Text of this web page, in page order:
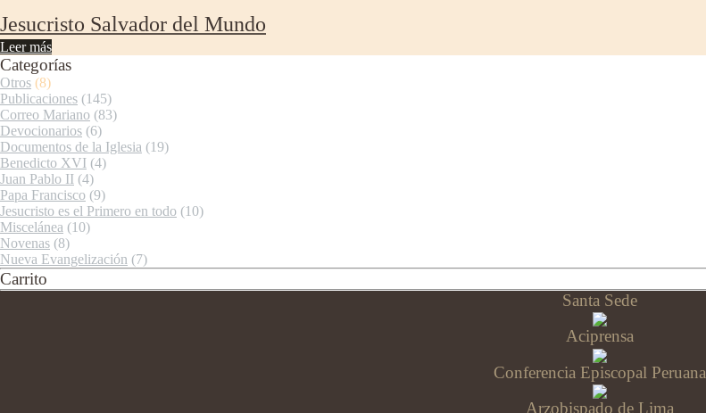
Jesucristo Salvador del Mundo
Leer más
Categorías
Otros (8)
Publicaciones (145)
Correo Mariano (83)
Devocionarios (6)
Documentos de la Iglesia (19)
Benedicto XVI (4)
Juan Pablo II (4)
Papa Francisco (9)
Jesucristo es el Primero en todo (10)
Miscelánea (10)
Novenas (8)
Nueva Evangelización (7)
Carrito
Santa Sede
Aciprensa
Conferencia Episcopal Peruana
Arzobispado de Lima